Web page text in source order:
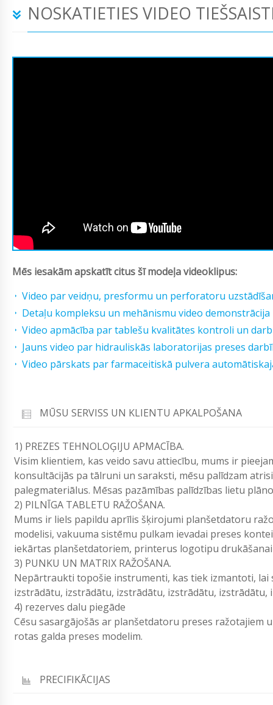
NOSKATIETIES VIDEO
Mēs iesakām apskatīt citus šī modeļa videoklipus:
Video par veidņu, presformu un perforatoru
Detaļu kompleksu un mehānismu video demonstrācija
Video apmācība par tablešu kvalitātes kontroli un
Jauns video par hidrauliskās laboratorijas preses
Video pārskats par farmaceitiskā pulvera
MŪSU SERVISS UN KLIENTU APKALPOŠANA
1) PREZES TEHNOLOĢIJU APMACĪBA.
Visim klientiem, kas veido savu attiecību, mums ir
konsultācijās pa tālruni un saraksti, mēsu palīdzam
palegmateriālus. Mēsas pazāmības palī­dzības lietu
2) PILNĪGA TABLETU RAŽOŠANA.
Mums ir liels papildu aprīlis šķirojumi planšetdatoru
modelisi, vakuuma sistēmu pulkam ievadai preses
iekārtas planšetdatoriem, printerus logotipu
3) PUNKU UN MATRIX RAŽOŠANA.
Nepārtraukti topošie instrumenti, kas tiek izmantoti,
izstrādātu, izstrādātu, izstrādātu, izstrādātu, izstrādātu,
4) rezerves dalu piegāde
Cēsu sasargājošās ar planšetdatoru preses ražotajiem
rotas galda preses modelim.
PRECIFIKĀCIJAS